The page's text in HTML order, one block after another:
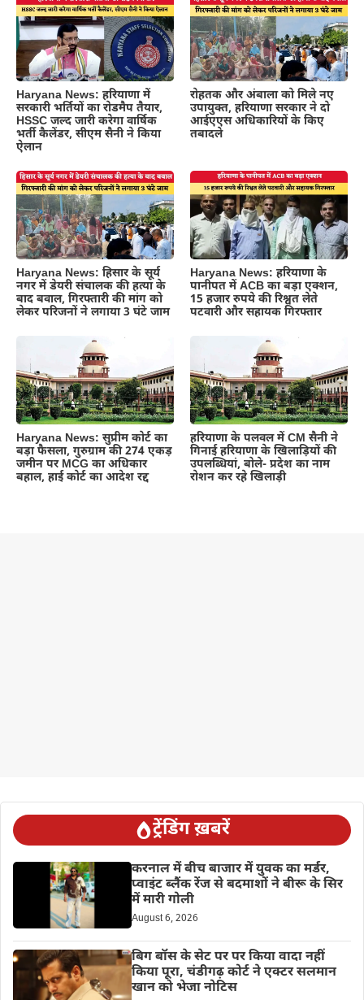
Haryana News: हरियाणा में
सरकारी भर्तियों का रोडमैप तैयार,
HSSC जल्द जारी करेगा वार्षिक
भर्ती कैलेंडर, सीएम सैनी ने किया
ऐलान
रोहतक और अंबाला को मिले नए
उपायुक्त, हरियाणा सरकार ने दो
आईएएस अधिकारियों के किए
तबादले
Haryana News: हिसार के सूर्य
नगर में डेयरी संचालक की हत्या के
बाद बवाल, गिरफ्तारी की मांग को
लेकर परिजनों ने लगाया 3 घंटे जाम
Haryana News: हरियाणा के
पानीपत में ACB का बड़ा एक्शन,
15 हजार रुपये की रिश्वत लेते
पटवारी और सहायक गिरफ्तार
Haryana News: सुप्रीम कोर्ट का
बड़ा फैसला, गुरुग्राम की 274 एकड़
जमीन पर MCG का अधिकार
बहाल, हाई कोर्ट का आदेश रद्द
हरियाणा के पलवल में CM सैनी ने
गिनाई हरियाणा के खिलाड़ियों की
उपलब्धियां, बोले- प्रदेश का नाम
रोशन कर रहे खिलाड़ी
ट्रेंडिंग ख़बरें
करनाल में बीच बाजार में युवक का मर्डर,
प्वाइंट ब्लैंक रेंज से बदमाशों ने बीरू के सिर
में मारी गोली
August 6, 2026
बिग बॉस के सेट पर पर किया वादा नहीं
किया पूरा, चंडीगढ़ कोर्ट ने एक्टर सलमान
खान को भेजा नोटिस